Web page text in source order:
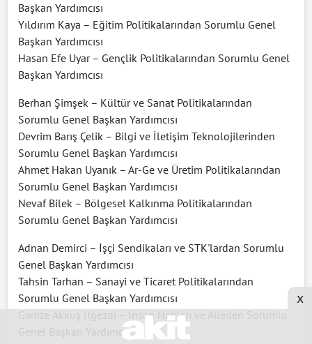
Başkan Yardımcısı
Yıldırım Kaya – Eğitim Politikalarından Sorumlu Genel
Başkan Yardımcısı
Hasan Efe Uyar – Gençlik Politikalarından Sorumlu Genel
Başkan Yardımcısı
Berhan Şimşek – Kültür ve Sanat Politikalarından
Sorumlu Genel Başkan Yardımcısı
Devrim Barış Çelik – Bilgi ve İletişim Teknolojilerinden
Sorumlu Genel Başkan Yardımcısı
Ahmet Hakan Uyanık – Ar-Ge ve Üretim Politikalarından
Sorumlu Genel Başkan Yardımcısı
Nevaf Bilek – Bölgesel Kalkınma Politikalarından
Sorumlu Genel Başkan Yardımcısı
Adnan Demirci – İşçi Sendikaları ve STK'lardan Sorumlu
Genel Başkan Yardımcısı
Tahsin Tarhan – Sanayi ve Ticaret Politikalarından
Sorumlu Genel Başkan Yardımcısı
Gamze Akkuş İlgezdi – İnsan Hakları ve Aileden Sorumlu
Genel Başkan Yardımcısı
x